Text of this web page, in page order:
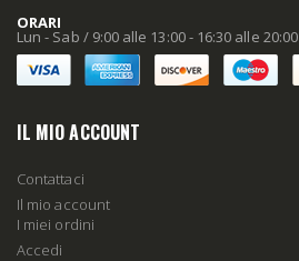
ORARI
Lun - Sab / 9:00 alle 13:00 - 16:30 alle 20:00
IL MIO ACCOUNT
Contattaci
Il mio account
I miei ordini
Accedi